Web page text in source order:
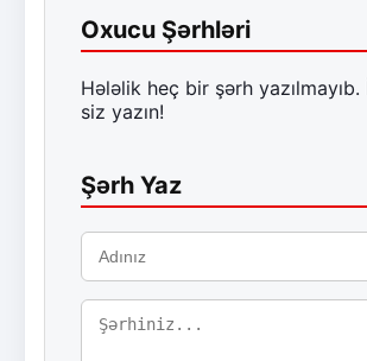
Oxucu Şərhləri
Hələlik heç bir şərh yazılmayıb.
siz yazın!
Şərh Yaz